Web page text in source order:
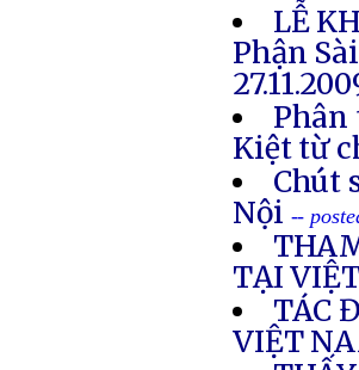
LỄ
Phận
Phân
Kiệt từ
Chút
Nội --
TẠI
TÁC
VIỆT